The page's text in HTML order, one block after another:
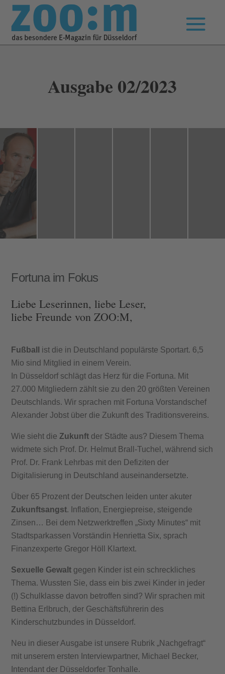
Ausgabe 02/2023
Fortuna im Fokus
Liebe Leserinnen, liebe Leser,
liebe Freunde von ZOO:M,
Fußball
ist die in Deutschland populärste Sportart. 6,5
Mio sind Mitglied in einem Verein.
In Düsseldorf schlägt das Herz für die Fortuna. Mit
27.000 Mitgliedern zählt sie zu den 20 größten Vereinen
Deutschlands. Wir sprachen mit Fortuna Vorstandschef
Alexander Jobst über die Zukunft des Traditionsvereins.
Wie sieht dieZukunft der Städte aus? Diesem Thema
widmete sich Prof. Dr. Helmut Brall-Tuchel, während sich
Prof. Dr. Frank Lehrbas mit den Defiziten der
Digitalisierung in Deutschland auseinandersetzte.
Über 65 Prozent der Deutschen leiden unter akuter
Zukunftsangst. Inflation, Energiepreise, steigende
Zinsen… Bei dem Netzwerktreffen „Sixty Minutes“ mit
Stadtsparkassen Vorständin Henrietta Six, sprach
Finanzexperte Gregor Höll Klartext.
Sexuelle Gewalt gegen Kinder ist ein schreckliches
Thema. Wussten Sie, dass ein bis zwei Kinder in jeder
(!) Schulklasse davon betroffen sind? Wir sprachen mit
Bettina Erlbruch, der Geschäftsführerin des
Kinderschutzbundes in Düsseldorf.
Neu in dieser Ausgabe ist unsere Rubrik „Nachgefragt“
mit unserem ersten Interviewpartner, Michael Becker,
Intendant der Düsseldorfer Tonhalle.